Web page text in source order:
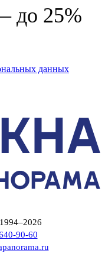
до 25%
данных
90-60